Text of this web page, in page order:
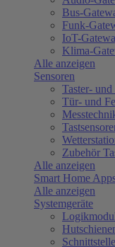
Bus-
Funk-
IoT-
Klima-
Alle anzeigen
Sensoren
Taster- und
Tür- und
Zubehör
Alle anzeigen
Smart Home
Alle anzeigen
Systemgeräte